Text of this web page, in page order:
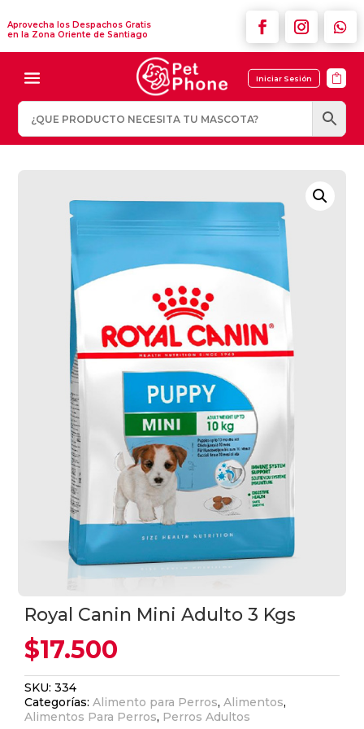
Aprovecha los Despachos Gratis
en la Zona Oriente de Santiago
Iniciar Sesión 
Royal Canin Mini Adulto 3 Kgs
$17.500
SKU:334
Categorías:Alimento para Perros,Alimentos,
Alimentos Para Perros, Perros Adultos